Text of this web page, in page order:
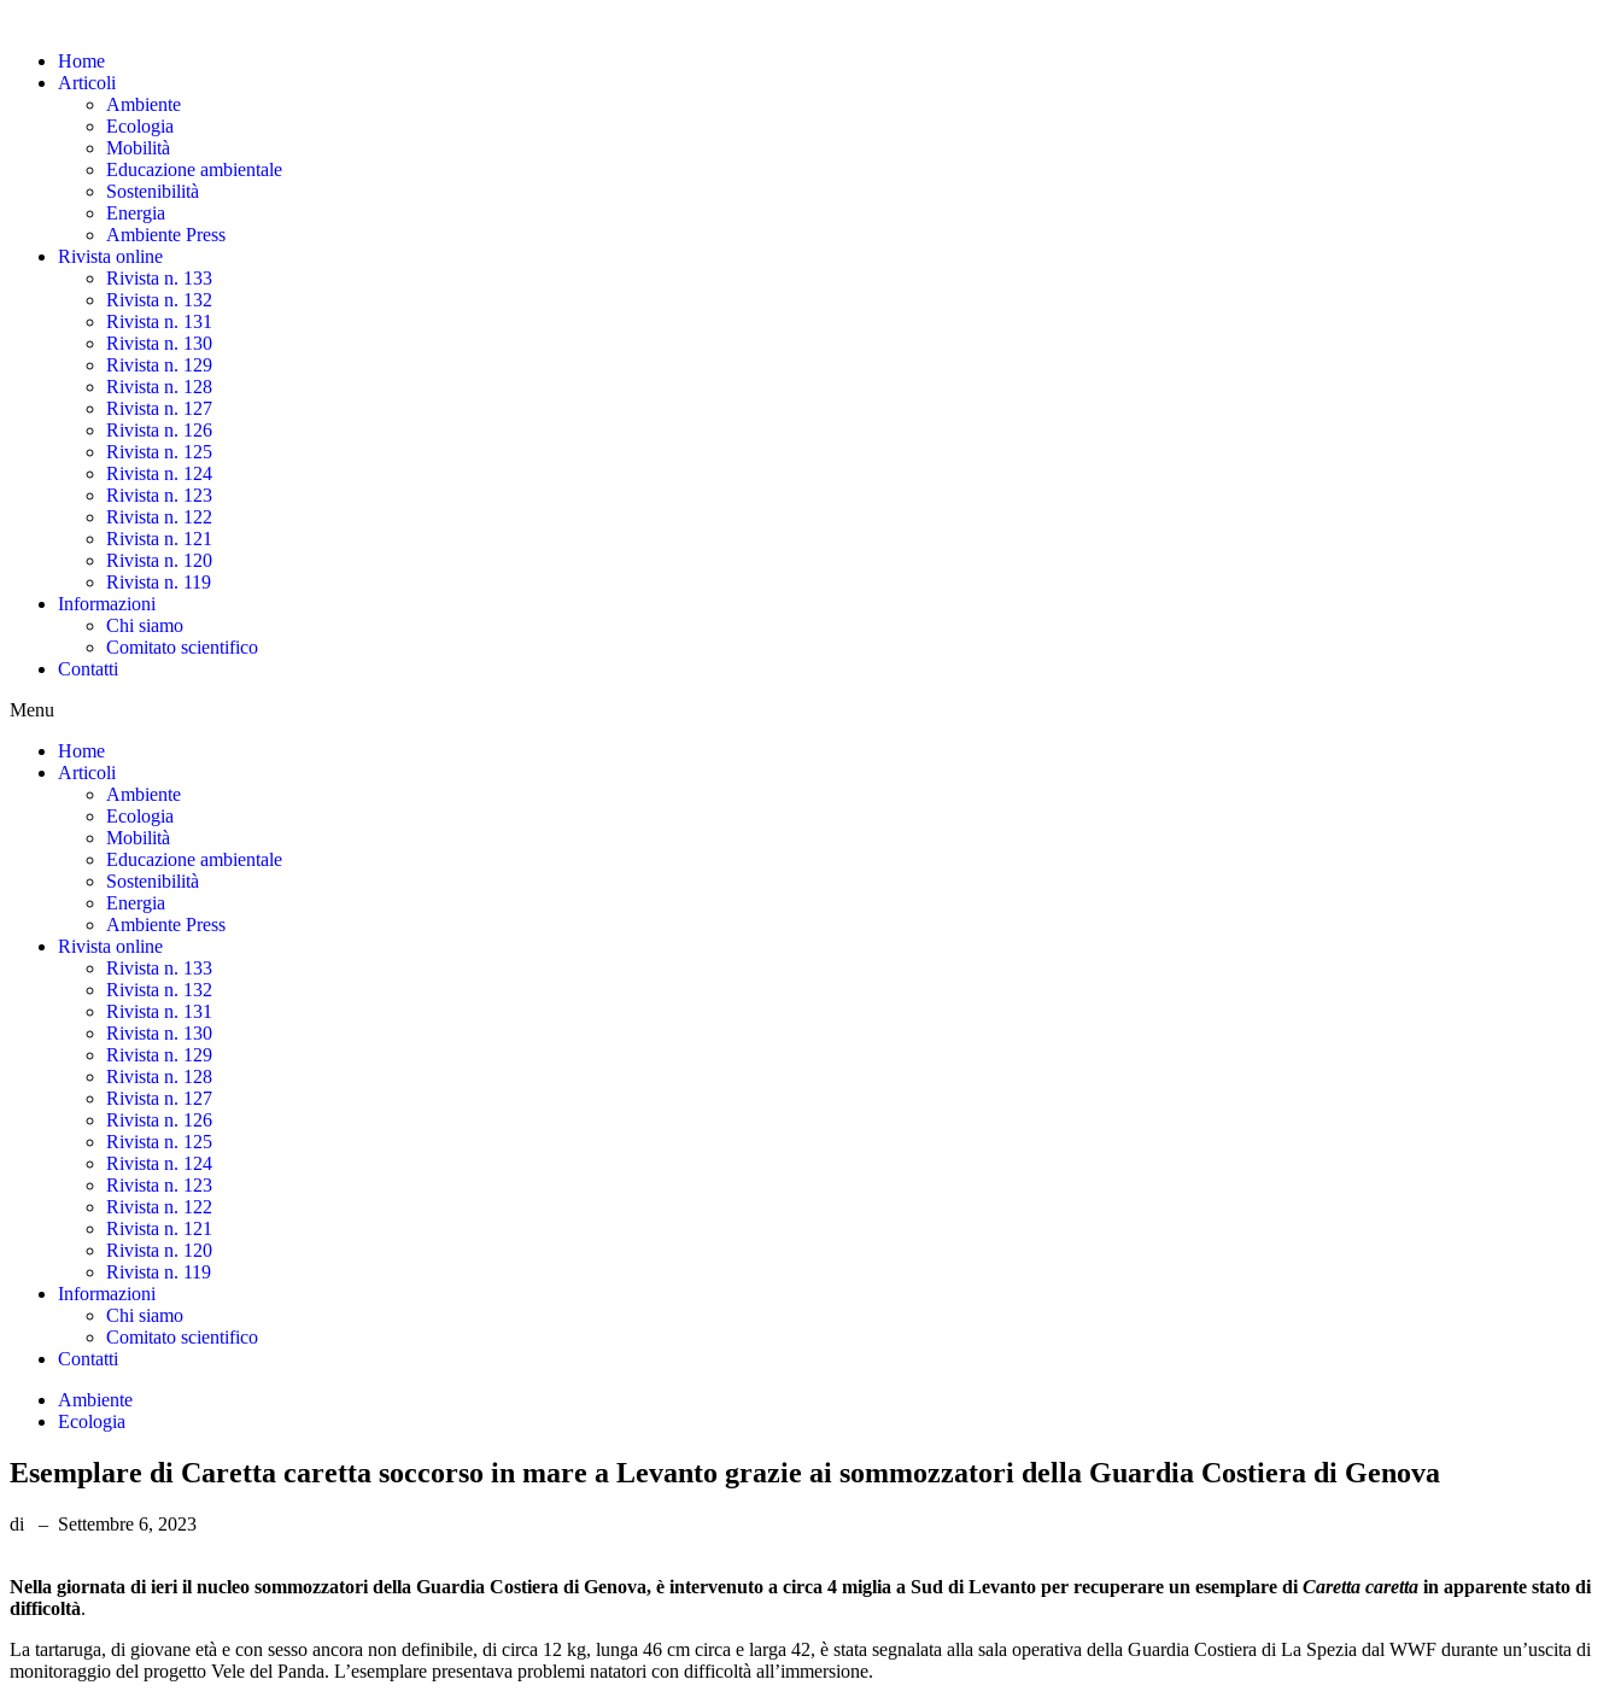
content
Home
Articoli
Ambiente
Ecologia
Mobilità
Educazione ambientale
Sostenibilità
Energia
Ambiente Press
Rivista online
Rivista n. 133
Rivista n. 132
Rivista n. 131
Rivista n. 130
Rivista n. 129
Rivista n. 128
Rivista n. 127
Rivista n. 126
Rivista n. 125
Rivista n. 124
Rivista n. 123
Rivista n. 122
Rivista n. 121
Rivista n. 120
Rivista n. 119
Informazioni
Chi siamo
Comitato scientifico
Contatti
Menu
Home
Articoli
Ambiente
Ecologia
Mobilità
Educazione ambientale
Sostenibilità
Energia
Ambiente Press
Rivista online
Rivista n. 133
Rivista n. 132
Rivista n. 131
Rivista n. 130
Rivista n. 129
Rivista n. 128
Rivista n. 127
Rivista n. 126
Rivista n. 125
Rivista n. 124
Rivista n. 123
Rivista n. 122
Rivista n. 121
Rivista n. 120
Rivista n. 119
Informazioni
Chi siamo
Comitato scientifico
Contatti
Ambiente
Ecologia
Esemplare di Caretta caretta soccorso in mare a Levanto grazie ai sommozzatori della Guardia Costiera di Genova
di – Settembre 6, 2023
Nella giornata di ieri il nucleo sommozzatori della Guardia Costiera di Genova, è intervenuto a circa 4 miglia a Sud di Levanto per recuperare un esemplare di Caretta caretta in apparente stato di
difficoltà.
La tartaruga, di giovane età e con sesso ancora non definibile, di circa 12 kg, lunga 46 cm circa e larga 42, è stata segnalata alla sala operativa della Guardia Costiera di La Spezia dal WWF durante un’uscita di
monitoraggio del progetto Vele del Panda. L’esemplare presentava problemi natatori con difficoltà all’immersione.